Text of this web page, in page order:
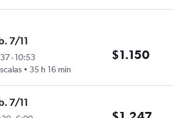
7/11
-10:53
35 h 16 min
$1.150
7/11